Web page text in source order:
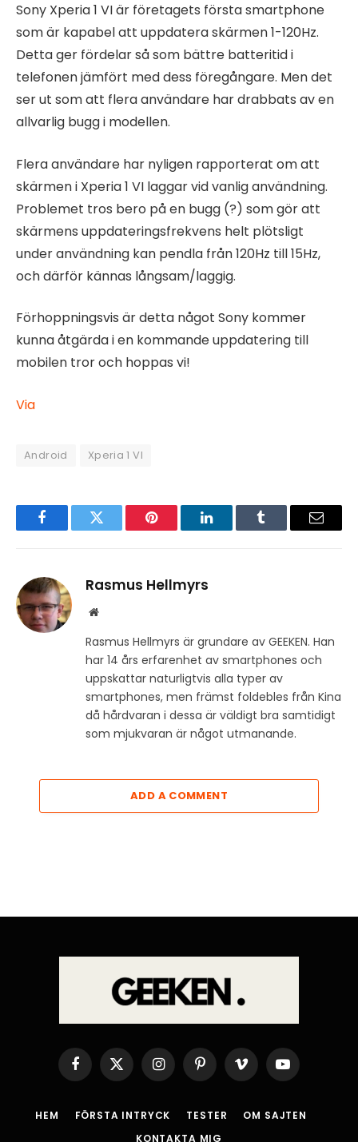
Sony Xperia 1 VI är företagets första smartphone
som är kapabel att uppdatera skärmen 1-120Hz.
Detta ger fördelar så som bättre batteritid i
telefonen jämfört med dess föregångare. Men det
ser ut som att flera användare har drabbats av en
allvarlig bugg i modellen.
Flera användare har nyligen rapporterat om att
skärmen i Xperia 1 VI laggar vid vanlig användning.
Problemet tros bero på en bugg (?) som gör att
skärmens uppdateringsfrekvens helt plötsligt
under användning kan pendla från 120Hz till 15Hz,
och därför kännas långsam/laggig.
Förhoppningsvis är detta något Sony kommer
kunna åtgärda i en kommande uppdatering till
mobilen tror och hoppas vi!
Via
Android Xperia 1 VI
FacebookTwitter Pinterest LinkedInTumblr Email
Rasmus Hellmyrs
Website
Rasmus Hellmyrs är grundare av GEEKEN. Han
har 14 års erfarenhet av smartphones och
uppskattar naturligtvis alla typer av
smartphones, men främst foldebles från Kina
då hårdvaran i dessa är väldigt bra samtidigt
som mjukvaran är något utmanande.
ADD A COMMENT
Facebook
X
(Twitter)
InstagramPinterestVimeo YouTube
HEM FÖRSTA INTRYCK TESTER
OM SAJTEN
KONTAKTA MIG